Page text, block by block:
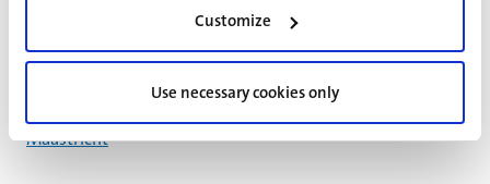
Customize
Use necessary cookies only
Faculty of Psychology and Neuroscience
Bestuursgebouw
Maastricht